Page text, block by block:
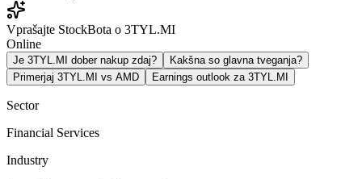
Vprašajte StockBota o 3TYL.MI
Online
Je 3TYL.MI dober nakup zdaj?
Kakšna so glavna tveganja?
Primerjaj 3TYL.MI vs AMD
Earnings outlook za 3TYL.MI
Sector
Financial Services
Industry